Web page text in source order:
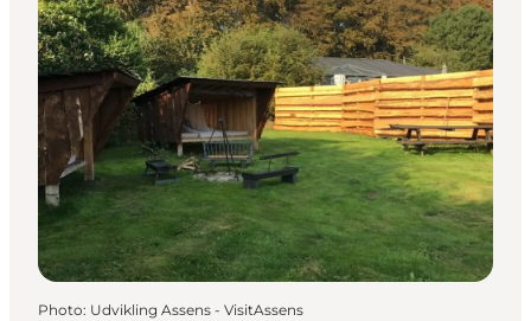
Photo: Udvikling Assens - VisitAssens